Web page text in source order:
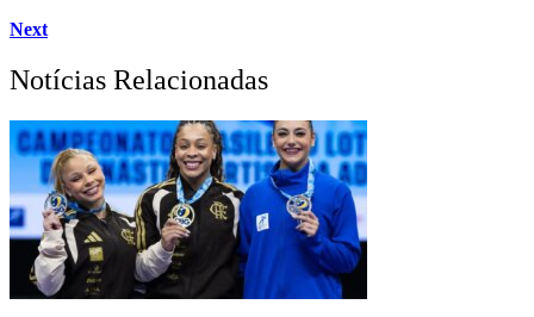
Next
Notícias Relacionadas